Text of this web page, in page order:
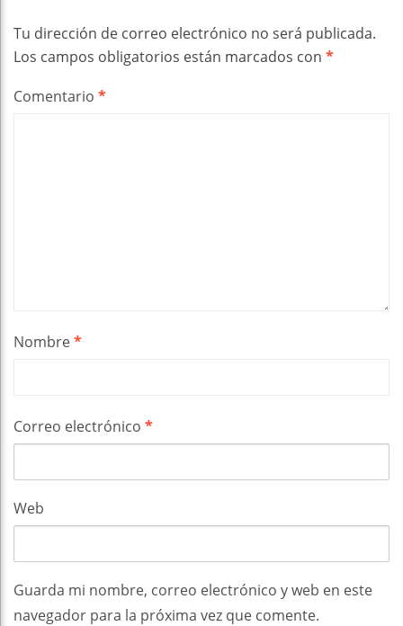
Tu dirección de correo electrónico no será publicada.
Los campos obligatorios están marcados con *
Comentario *
Nombre*
Correo electrónico *
Web
Guarda mi nombre, correo electrónico y web en este
navegador para la próxima vez que comente.